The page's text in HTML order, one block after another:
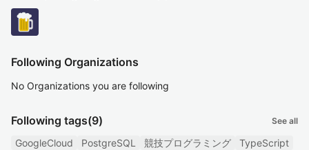
Following Organizations
No Organizations you are following
Following tags(9) See all
GoogleCloud PostgreSQL 競技プログラミング
TypeScript